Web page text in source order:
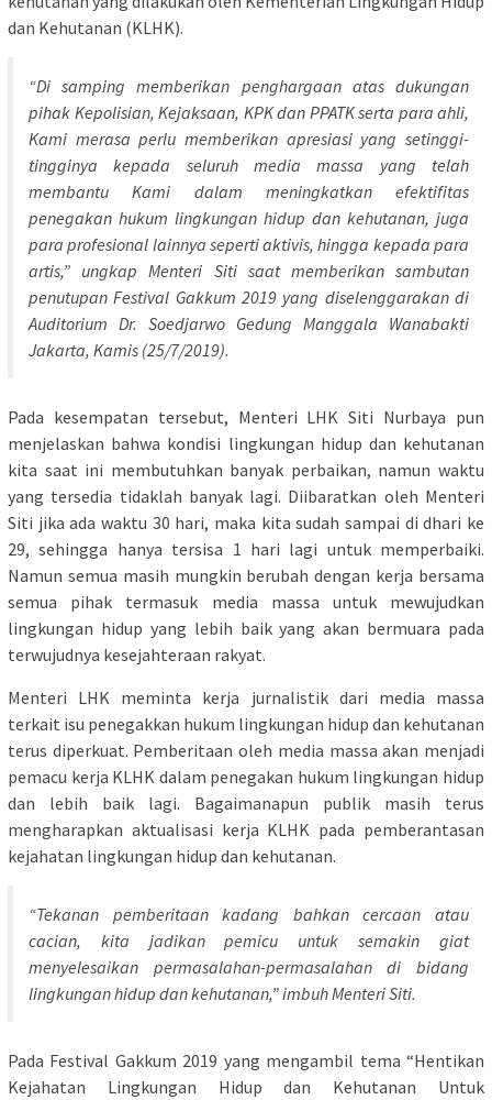
dan Kehutanan (KLHK).
“Di samping memberikan penghargaan atas dukungan
pihak Kepolisian, Kejaksaan, KPK dan PPATK serta para ahli,
Kami merasa perlu memberikan apresiasi yang setinggi-
tingginya kepada seluruh media massa yang telah
membantu Kami dalam meningkatkan efektifitas
penegakan hukum lingkungan hidup dan kehutanan, juga
para profesional lainnya seperti aktivis, hingga kepada para
artis,” ungkap Menteri Siti saat memberikan sambutan
penutupan Festival Gakkum 2019 yang diselenggarakan di
Auditorium Dr. Soedjarwo Gedung Manggala Wanabakti
Jakarta, Kamis (25/7/2019).
Pada kesempatan tersebut, Menteri LHK Siti Nurbaya pun
menjelaskan bahwa kondisi lingkungan hidup dan kehutanan
kita saat ini membutuhkan banyak perbaikan, namun waktu
yang tersedia tidaklah banyak lagi. Diibaratkan oleh Menteri
Siti jika ada waktu 30 hari, maka kita sudah sampai di dhari ke
29, sehingga hanya tersisa 1 hari lagi untuk memperbaiki.
Namun semua masih mungkin berubah dengan kerja bersama
semua pihak termasuk media massa untuk mewujudkan
lingkungan hidup yang lebih baik yang akan bermuara pada
terwujudnya kesejahteraan rakyat.
Menteri LHK meminta kerja jurnalistik dari media massa
terkait isu penegakkan hukum lingkungan hidup dan kehutanan
terus diperkuat. Pemberitaan oleh media massa akan menjadi
pemacu kerja KLHK dalam penegakan hukum lingkungan hidup
dan lebih baik lagi. Bagaimanapun publik masih terus
mengharapkan aktualisasi kerja KLHK pada pemberantasan
kejahatan lingkungan hidup dan kehutanan.
“Tekanan pemberitaan kadang bahkan cercaan atau
cacian, kita jadikan pemicu untuk semakin giat
menyelesaikan permasalahan-permasalahan di bidang
lingkungan hidup dan kehutanan,” imbuh Menteri Siti.
Pada Festival Gakkum 2019 yang mengambil tema “Hentikan
Kejahatan Lingkungan Hidup dan Kehutanan Untuk